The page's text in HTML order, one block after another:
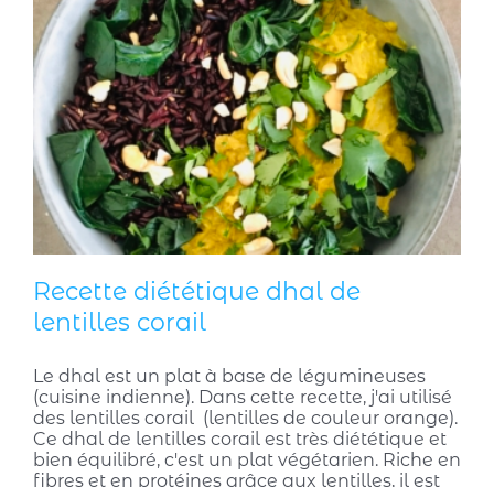
Recette diététique dhal de
lentilles corail
Le dhal est un plat à base de légumineuses
(cuisine indienne). Dans cette recette, j'ai utilisé
des lentilles corail (lentilles de couleur orange).
Ce dhal de lentilles corail est très diététique et
bien équilibré, c'est un plat végétarien. Riche en
fibres et en protéines grâce aux lentilles, il est